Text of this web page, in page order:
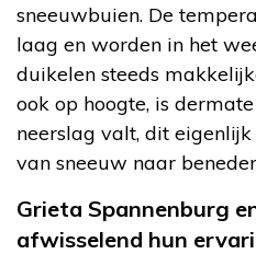
sneeuwbuien. De
laag en worden in het
duikelen steeds
ook op hoogte, is
neerslag valt, dit
van sneeuw naar
Grieta Spannenburg
afwisselend hun